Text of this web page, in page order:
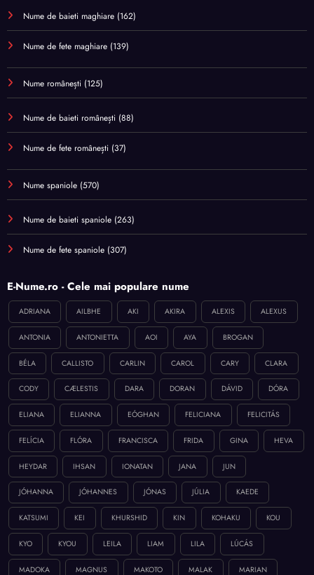
Nume de baieti maghiare (162)
Nume de fete maghiare (139)
Nume românești (125)
Nume de baieti românești (88)
Nume de fete românești (37)
Nume spaniole (570)
Nume de baieti spaniole (263)
Nume de fete spaniole (307)
E-Nume.ro - Cele mai populare nume
ADRIANA AILBHE AKI AKIRA ALEXIS ALEXUS
ANTONIA ANTONIETTA AOI AYA BROGAN
BÉLA CALLISTO CARLIN CAROL CARY CLARA
CODY CÆLESTIS DARA DORAN DÁVID DÓRA
ELIANA ELIANNA EÓGHAN FELICIANA FELICITÁS
FELÍCIA FLÓRA FRANCISCA FRIDA GINA HEVA
HEYDAR IHSAN IONATAN JANA JUN
JÓHANNA JÓHANNES JÓNAS JÚLIA KAEDE
KATSUMI KEI KHURSHID KIN KOHAKU KOU
KYO KYOU LEILA LIAM LILA LÚCÁS
MADOKA MAGNUS MAKOTO MALAK MARIAN